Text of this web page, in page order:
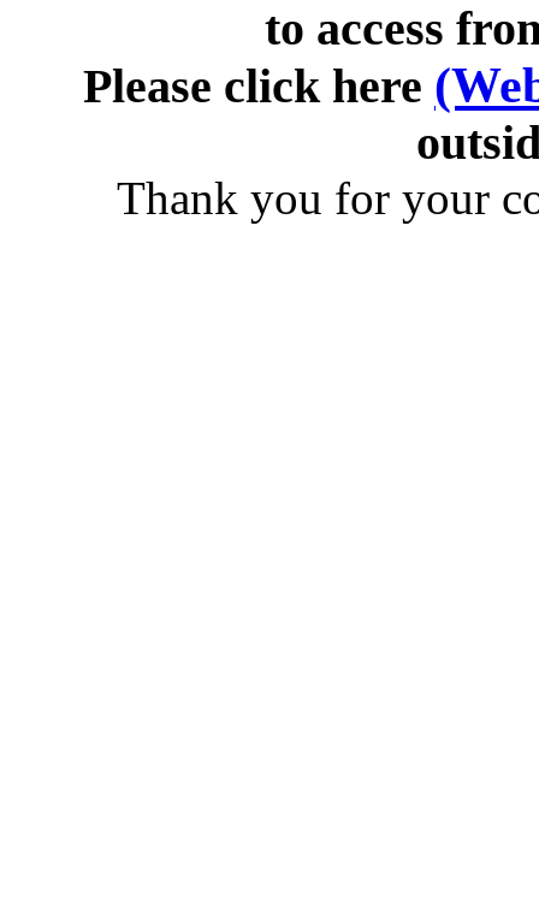
to access
Please click here
Thank you for your